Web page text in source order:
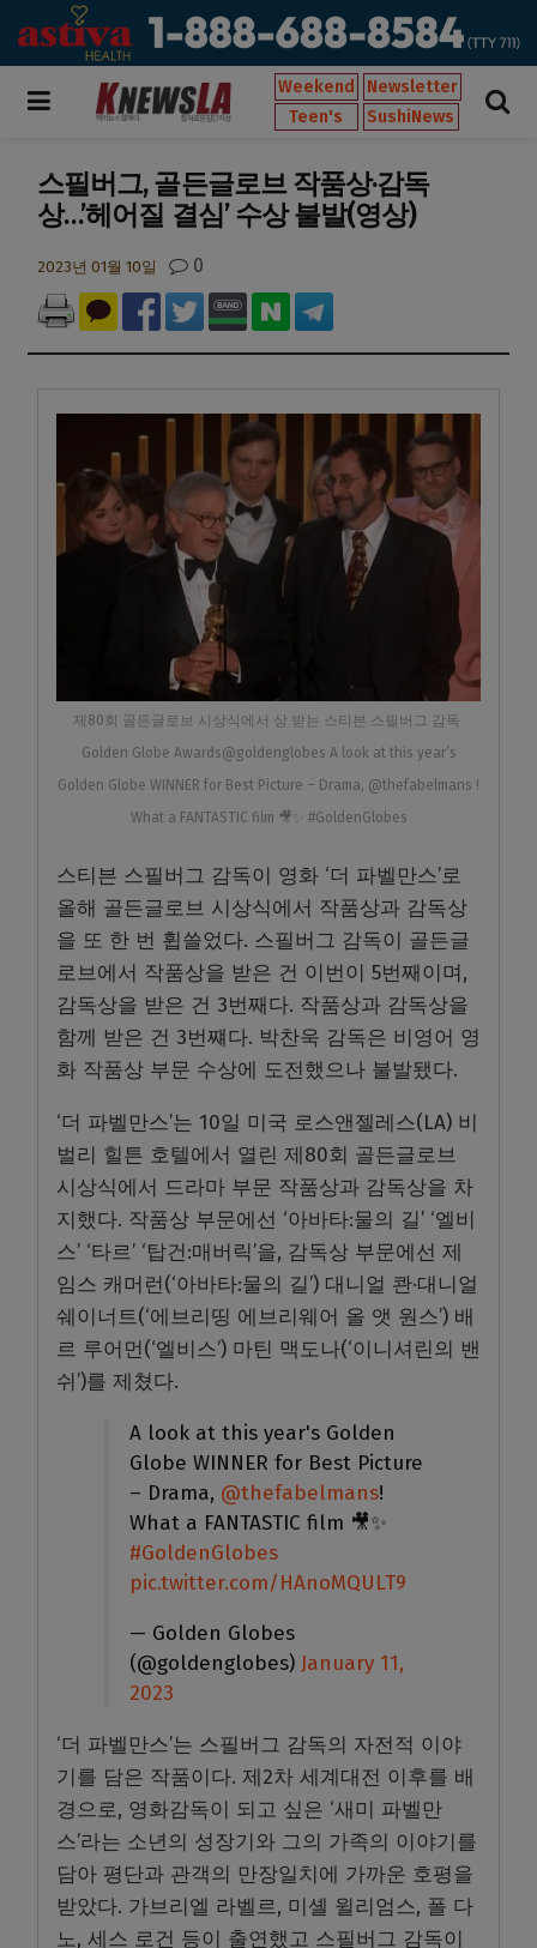
Weekend
Newsletter
Teen's
SushiNews
스필버그, 골든글로브 작품상·감독
상…’헤어질 결심’ 수상 불발(영상)
2023년 01월 10일 0
제80회 골든글로브 시상식에서 상 받는 스티븐 스필버그 감독
Golden Globe Awards@goldenglobes A look at this year’s
Golden Globe WINNER for Best Picture – Drama, @thefabelmans !
What a FANTASTIC film 🎥✨ #GoldenGlobes
스티븐 스필버그 감독이 영화 ‘더 파벨만스’로
올해 골든글로브 시상식에서 작품상과 감독상
을 또 한 번 휩쓸었다. 스필버그 감독이 골든글
로브에서 작품상을 받은 건 이번이 5번째이며,
감독상을 받은 건 3번째다. 작품상과 감독상을
함께 받은 건 3번쨰다. 박찬욱 감독은 비영어 영
화 작품상 부문 수상에 도전했으나 불발됐다.
‘더 파벨만스’는 10일 미국 로스앤젤레스(LA) 비
벌리 힐튼 호텔에서 열린 제80회 골든글로브
시상식에서 드라마 부문 작품상과 감독상을 차
지했다. 작품상 부문에선 ‘아바타:물의 길’ ‘엘비
스’ ‘타르’ ‘탑건:매버릭’을, 감독상 부문에선 제
임스 캐머런(‘아바타:물의 길’) 대니얼 콴·대니얼
쉐이너트(‘에브리띵 에브리웨어 올 앳 원스’) 배
르 루어먼(‘엘비스’) 마틴 맥도나(‘이니셔린의 밴
쉬’)를 제쳤다.
A look at this year's Golden
Globe WINNER for Best Picture
– Drama, @thefabelmans!
What a FANTASTIC film 🎥✨
#GoldenGlobes
pic.twitter.com/HAnoMQULT9
— Golden Globes
(@goldenglobes) January 11,
2023
‘더 파벨만스’는 스필버그 감독의 자전적 이야
기를 담은 작품이다. 제2차 세계대전 이후를 배
경으로, 영화감독이 되고 싶은 ‘새미 파벨만
스’라는 소년의 성장기와 그의 가족의 이야기를
담아 평단과 관객의 만장일치에 가까운 호평을
받았다. 가브리엘 라벨르, 미셸 윌리엄스, 폴 다
노, 세스 로건 등이 출연했고 스필버그 감독이